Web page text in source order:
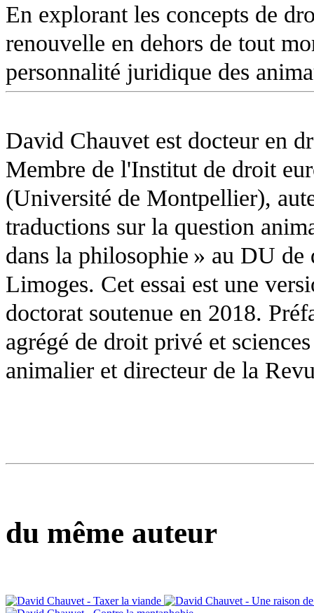
En explorant les concepts de
renouvelle en dehors de tout
personnalité juridique des
David Chauvet est docteur en
Membre de l'Institut de droit
(Université de Montpellier),
traductions sur la question
dans la philosophie » au DU
Limoges. Cet essai est une
doctorat soutenue en 2018.
agrégé de droit privé et
animalier et directeur de la
du même auteur